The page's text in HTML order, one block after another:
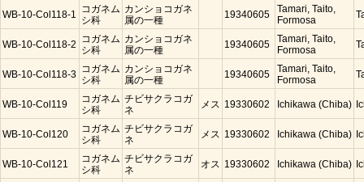
WB-10-Col118-1 コガネム
シ科
カンショコガネ
属の一種
19340605
Tamari, Taito,
Formosa
WB-10-Col118-2 コガネム
シ科
カンショコガネ
属の一種
19340605
Tamari, Taito,
Formosa
WB-10-Col118-3 コガネム
シ科
カンショコガネ
属の一種
19340605
Tamari, Taito,
Formosa
WB-10-Col119
コガネム
シ科
チビサクラコガ
ネ
メス 19330602 Ichikawa (Chiba)
WB-10-Col120
コガネム
シ科
チビサクラコガ
ネ
メス 19330602 Ichikawa (Chiba)
WB-10-Col121
コガネム
シ科
チビサクラコガ
ネ
オス 19330602 Ichikawa (Chiba)